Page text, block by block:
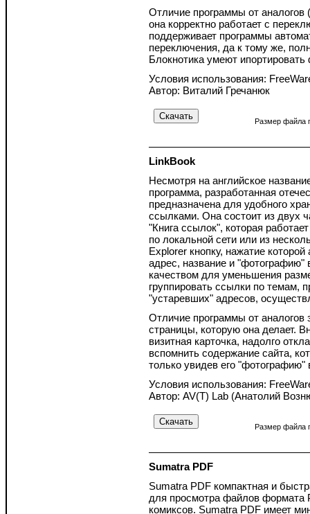
Отличие программы от аналогов
она корректно работает с
поддерживает программы
переключения, да к тому же,
Блокнотика умеют
Условия использования:
Автор: Виталий Гречанюк
Размер файла
LinkBook
Несмотря на английское
программа, разработанная
предназначена для удобного
ссылками. Она состоит из двух
"Книга ссылок", которая
по локальной сети или из
Explorer кнопку, нажатие
адрес, название и
качеством для уменьшения
группировать ссылки по темам,
"устаревших" адресов,
Отличие программы от аналогов
страницы, которую она делает.
визитная карточка, надолго
вспомнить содержание сайта,
только увидев его "фотографию"
Условия использования:
Автор: AV(T) Lab (Анатолий
Размер файла
Sumatra PDF
Sumatra PDF компактная и
для просмотра файлов формата
комиксов. Sumatra PDF имеет